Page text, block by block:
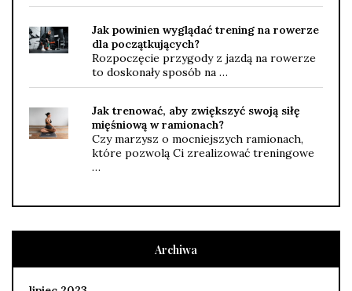
Jak powinien wyglądać trening na rowerze
dla początkujących?
Rozpoczęcie przygody z jazdą na rowerze
to doskonały sposób na …
Jak trenować, aby zwiększyć swoją siłę
mięśniową w ramionach?
Czy marzysz o mocniejszych ramionach,
które pozwolą Ci zrealizować treningowe
…
Archiwa